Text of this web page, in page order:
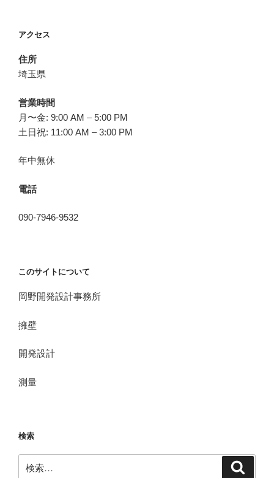
アクセス
住所
埼玉県
営業時間
月〜金: 9:00 AM – 5:00 PM
土日祝: 11:00 AM – 3:00 PM
年中無休
電話
090-7946-9532
このサイトについて
岡野開発設計事務所
擁壁
開発設計
測量
検索
索: